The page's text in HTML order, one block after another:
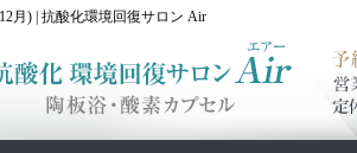
月) | 抗酸化環境回復サロン Air